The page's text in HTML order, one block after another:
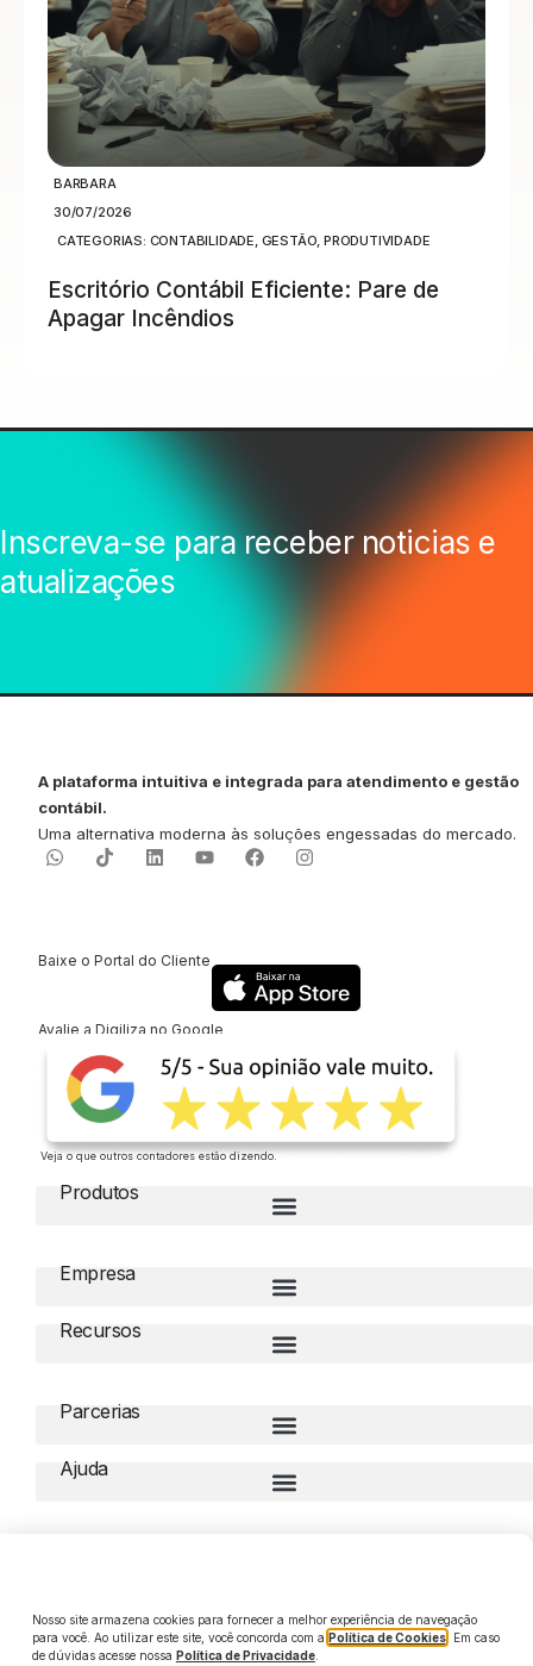
BARBARA
30/07/2026
CATEGORIAS: CONTABILIDADE, GESTÃO,PRODUTIVIDADE
Escritório Contábil Eficiente: Pare de
Apagar Incêndios
Inscreva-se para receber noticias e
atualizações
A plataforma intuitiva e integrada para atendimento e gestão
contábil.
Uma alternativa moderna às soluções engessadas do mercado.
Baixe o Portal do Cliente
Avalie a Digiliza no Google
Veja o que outros contadores estão dizendo.
Produtos
Empresa
Recursos
Parcerias
Ajuda
Nosso site armazena cookies para fornecer a melhor experiência de navegação
para você. Ao utilizar este site, você concorda com a Política de Cookies. Em caso
de dúvidas acesse nossa Política de Privacidade.